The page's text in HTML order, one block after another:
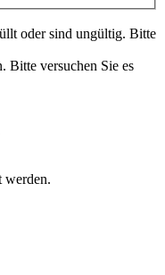
oder sind ungültig. Bitte
Bitte versuchen Sie es
werden.